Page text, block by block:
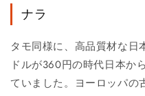
ナラ
タモ同様に、高品質材な日
ドルが360円の時代日本か
ていました。ヨーロッパの